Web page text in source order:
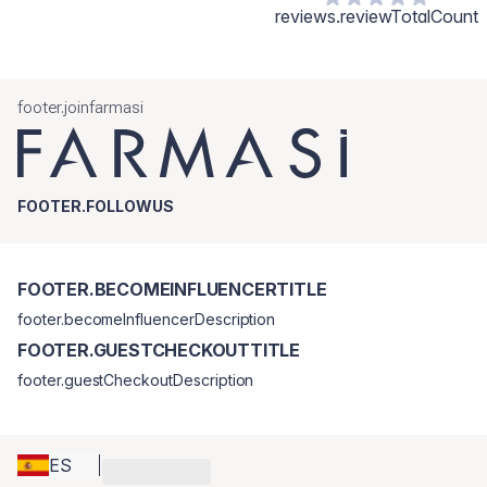
reviews.reviewTotalCount
footer.joinfarmasi
FOOTER.FOLLOWUS
ES
FOOTER.BECOMEINFLUENCERTITLE
footer.becomeInfluencerDescription
FOOTER.GUESTCHECKOUTTITLE
footer.guestCheckoutDescription